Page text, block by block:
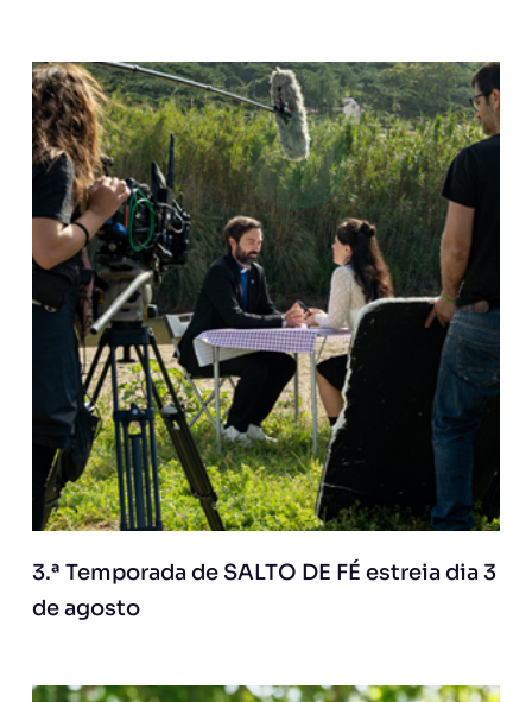
3.ª Temporada de SALTO DE FÉ estreia dia 3
de agosto